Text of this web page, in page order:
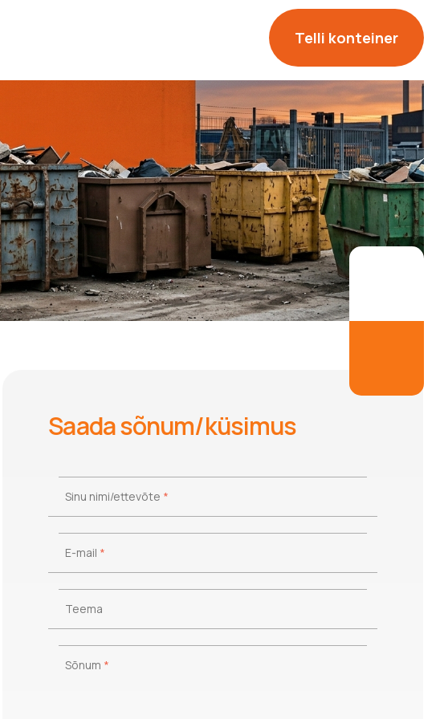
Telli konteiner
Saada sõnum/küsimus
Sinu nimi/ettevõte *
E-mail *
Teema
Sõnum *